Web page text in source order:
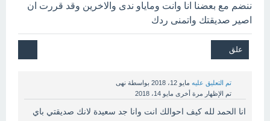
ننضم مع بعضنا انا وانت وماياو ندى والاخرين وقد قررت ان
اصير صديقتك واتمنى ردك
تم التعليق عليه مايو 12، 2018 بواسطة نهى
تم الإظهار مرة أخرى مايو 14، 2018
انا الحمد لله كيف احوالك انت وانا جد سعيدة لانك صديقتي باي